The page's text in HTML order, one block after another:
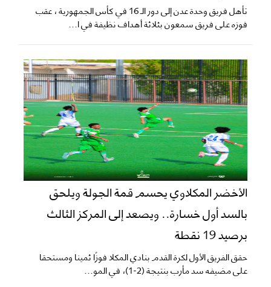
تأهل فريق وحدة عدن إلى دور الـ 16 في كأس الجمهورية ، عقب
فوزه على فريق سمعون بثلاثة أهداف نظيفة في ا...
الأخضر المكلاوي يحسم قمة الجولة ويلحق
بالسد أول خسارة.. ويصعد إلى المركز الثالث
برصيد 19 نقطة
حقق الفريق الأول لكرة القدم بنادي المكلا فوزًا ثمينا ومستحقا
على مضيفه سد مأرب بنتيجة (2-1)، في المو...